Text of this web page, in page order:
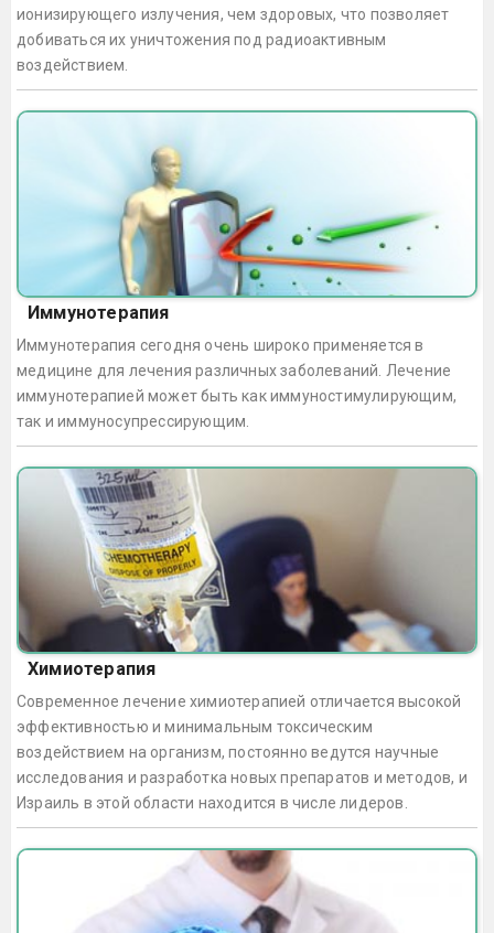
ионизирующего излучения, чем здоровых, что позволяет
добиваться их уничтожения под радиоактивным
воздействием.
Иммунотерапия
Иммунотерапия сегодня очень широко применяется в
медицине для лечения различных заболеваний. Лечение
иммунотерапией может быть как иммуностимулирующим,
так и иммуносупрессирующим.
Химиотерапия
Современное лечение химиотерапией отличается высокой
эффективностью и минимальным токсическим
воздействием на организм, постоянно ведутся научные
исследования и разработка новых препаратов и методов, и
Израиль в этой области находится в числе лидеров.